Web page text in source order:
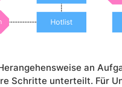
an
Schritte unterteilt. Für